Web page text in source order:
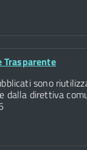
- 50122, Firenze
sono
dalla direttiva